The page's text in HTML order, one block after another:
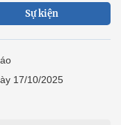
Sự kiện
17/10/2025